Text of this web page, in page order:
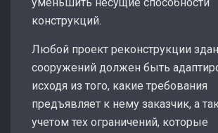
конструкций.
Любой проект реконструкции
сооружений должен быть
исходя из того, какие требования
предъявляет к нему заказчик, а
учетом тех ограничений, которые